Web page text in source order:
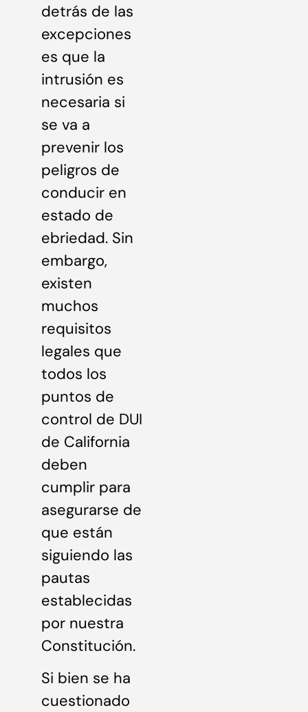
detrás de las
excepciones
es que la
intrusión es
necesaria si
se va a
prevenir los
peligros de
conducir en
estado de
ebriedad. Sin
embargo,
existen
muchos
requisitos
legales que
todos los
puntos de
control de DUI
de California
deben
cumplir para
asegurarse de
que están
siguiendo las
pautas
establecidas
por nuestra
Constitución.
Si bien se ha
cuestionado